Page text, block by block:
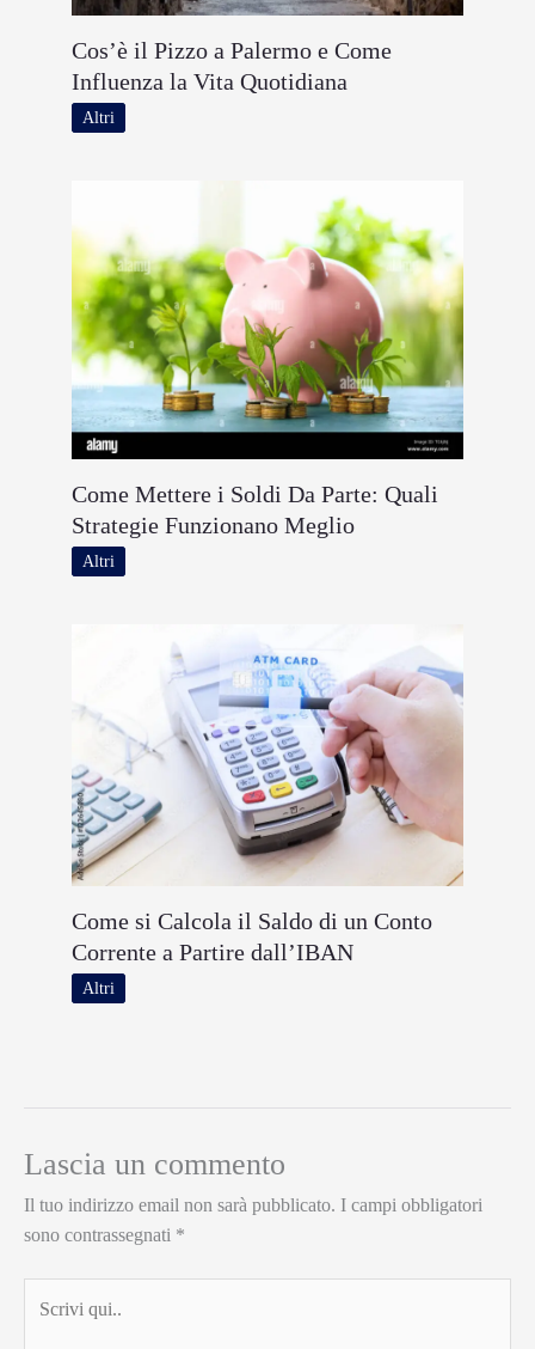
Cos’è il Pizzo a Palermo e Come
Influenza la Vita Quotidiana
Altri
Come Mettere i Soldi Da Parte: Quali
Strategie Funzionano Meglio
Altri
Come si Calcola il Saldo di un Conto
Corrente a Partire dall’IBAN
Altri
Lascia un commento
Il tuo indirizzo email non sarà pubblicato. I campi obbligatori
sono contrassegnati *
qui..